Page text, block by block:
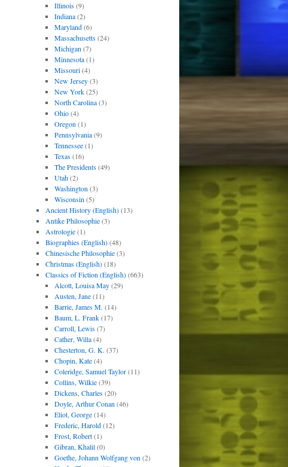
Illinois(9)
Indiana(2)
Maryland(6)
Massachusetts(24)
Michigan (7)
Minnesota(1)
Missouri(4)
New Jersey(3)
New York(25)
North Carolina(3)
Ohio(4)
Oregon (1)
Pennsylvania(9)
Tennessee(1)
Texas(16)
The Presidents(49)
Utah(2)
Washington (3)
Wisconsin (5)
Ancient History (English)(13)
Antike Philosophie(3)
Astrologie(1)
Biographies (English)(48)
Chinesische Philosophie(3)
Christmas (English)(18)
Classics of Fiction (English)(663)
Alcott, Louisa May(29)
Austen, Jane(11)
Barrie, James M. (14)
Baum, L. Frank(17)
Carroll, Lewis(7)
Cather, Willa(4)
Chesterton, G. K. (37)
Chopin, Kate(4)
Coleridge, Samuel Taylor(11)
Collins, Wilkie(39)
Dickens, Charles(20)
Doyle, Arthur Conan (46)
Eliot, George(14)
Frederic, Harold(12)
Frost, Robert(1)
Gibran, Khalil(0)
Goethe, Johann Wolfgang von (2)